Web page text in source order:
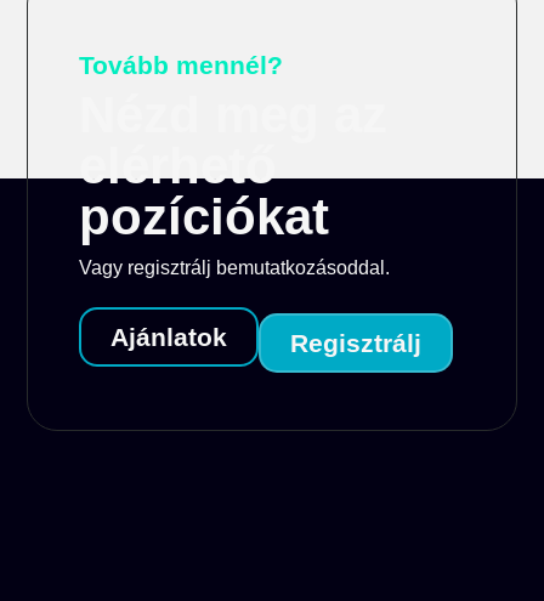
Tovább mennél?
elérhető
pozíciókat
Vagy regisztrálj bemutatkozásoddal.
Ajánlatok Regisztrálj